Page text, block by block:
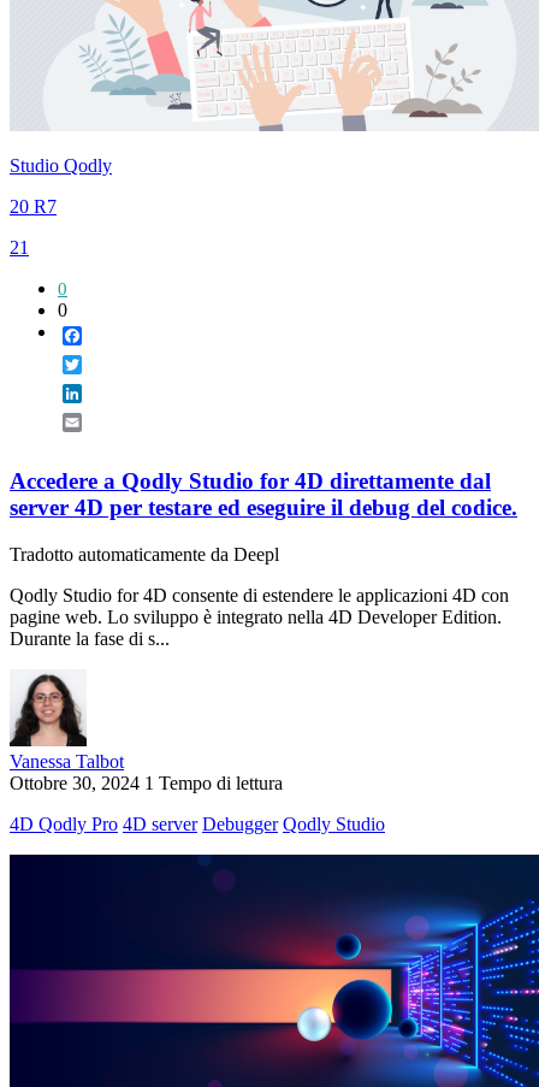
Studio Qodly
20 R7
21
0
0
Accedere a Qodly Studio for 4D direttamente dal
server 4D per testare ed eseguire il debug del codice.
Tradotto automaticamente da Deepl
Qodly Studio for 4D consente di estendere le applicazioni 4D con
pagine web. Lo sviluppo è integrato nella 4D Developer Edition.
Durante la fase di s...
Vanessa Talbot
Ottobre 30, 2024 1 Tempo di lettura
4D Qodly Pro 4D server Debugger Qodly Studio